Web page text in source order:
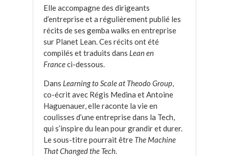
Elle accompagne des dirigeants
d’entreprise et a régulièrement publié les
récits de ses gemba walks en entreprise
sur Planet Lean. Ces récits ont été
compilés et traduits dans Lean en
Franceci-dessous.
Dans Learning to Scale at Theodo Group,
co-écrit avec Régis Medina et Antoine
Haguenauer, elle raconte la vie en
coulisses d’une entreprise dans la Tech,
qui s’inspire du lean pour grandir et durer.
Le sous-titre pourrait être The Machine
That Changed the Tech.